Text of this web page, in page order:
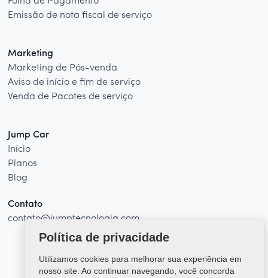
Emissão de nota fiscal de serviço
Marketing
Marketing de Pós-venda
Aviso de início e fim de serviço
Venda de Pacotes de serviço
Jump Car
Início
Planos
Blog
Contato
contato@jumptecnologia.com
Política de privacidade
Utilizamos cookies para melhorar sua experiência em
nosso site. Ao continuar navegando, você concorda